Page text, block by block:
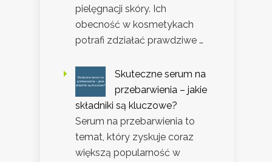
pielęgnacji skóry. Ich
obecność w kosmetykach
potrafi zdziałać prawdziwe …
Skuteczne serum na
przebarwienia – jakie
składniki są kluczowe?
Serum na przebarwienia to
temat, który zyskuje coraz
większą popularność w